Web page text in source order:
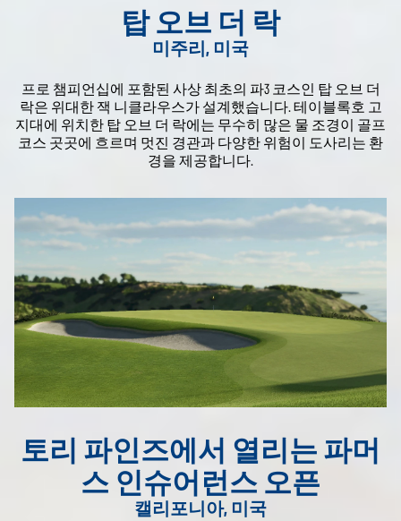
탑 오브 더 락
미주리, 미국
프로 챔피언십에 포함된 사상 최초의 파3 코스인 탑 오브 더
락은 위대한 잭 니클라우스가 설계했습니다. 테이블록호 고
지대에 위치한 탑 오브 더 락에는 무수히 많은 물 조경이 골프
코스 곳곳에 흐르며 멋진 경관과 다양한 위험이 도사리는 환
경을 제공합니다.
토리 파인즈에서 열리는 파머
스 인슈어런스 오픈
캘리포니아, 미국